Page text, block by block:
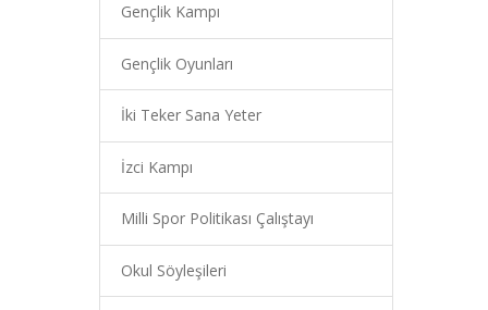
Gençlik Kampı
Gençlik Oyunları
İki Teker Sana Yeter
İzci Kampı
Milli Spor Politikası Çalıştayı
Okul Söyleşileri